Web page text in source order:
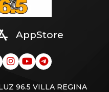
AppStore
96.5 VILLA REGINA